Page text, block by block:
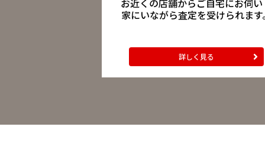
お近くの店舗からご自宅にお伺
家にいながら査定を受けられます
詳しく見る